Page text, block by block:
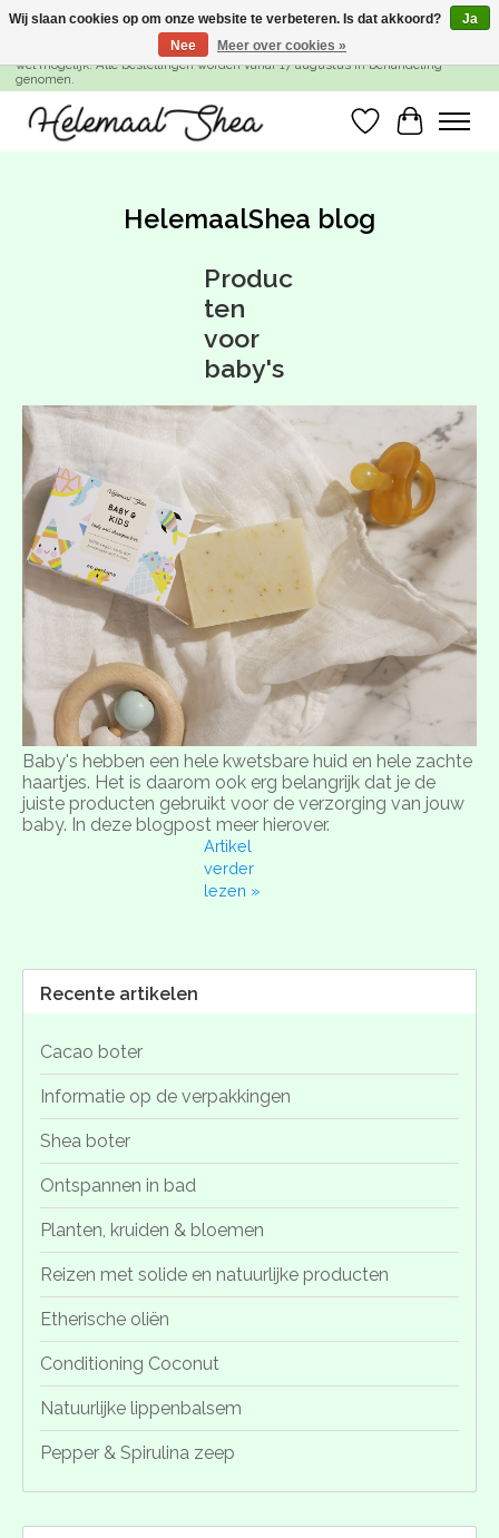
SUMMER BREAK! Wij zijn gesloten van 27 juli t/m 16 augustus. Bestellen is nog
wel mogelijk. Alle bestellingen worden vanaf 17 augustus in behandeling
genomen.
Verlanglijst
HelemaalShea blog
Produc
ten
voor
baby's
Baby's hebben een hele kwetsbare huid en hele zachte
haartjes. Het is daarom ook erg belangrijk dat je de
juiste producten gebruikt voor de verzorging van jouw
baby. In deze blogpost meer hierover.
Artikel
verder
lezen »
Recente artikelen
Cacao boter
Informatie op de verpakkingen
Shea boter
Ontspannen in bad
Planten, kruiden & bloemen
Reizen met solide en natuurlijke producten
Etherische oliën
Conditioning Coconut
Natuurlijke lippenbalsem
Pepper & Spirulina zeep
Wij slaan cookies op om onze website te verbeteren. Is dat akkoord?
Ja
Nee
Meer over cookies »